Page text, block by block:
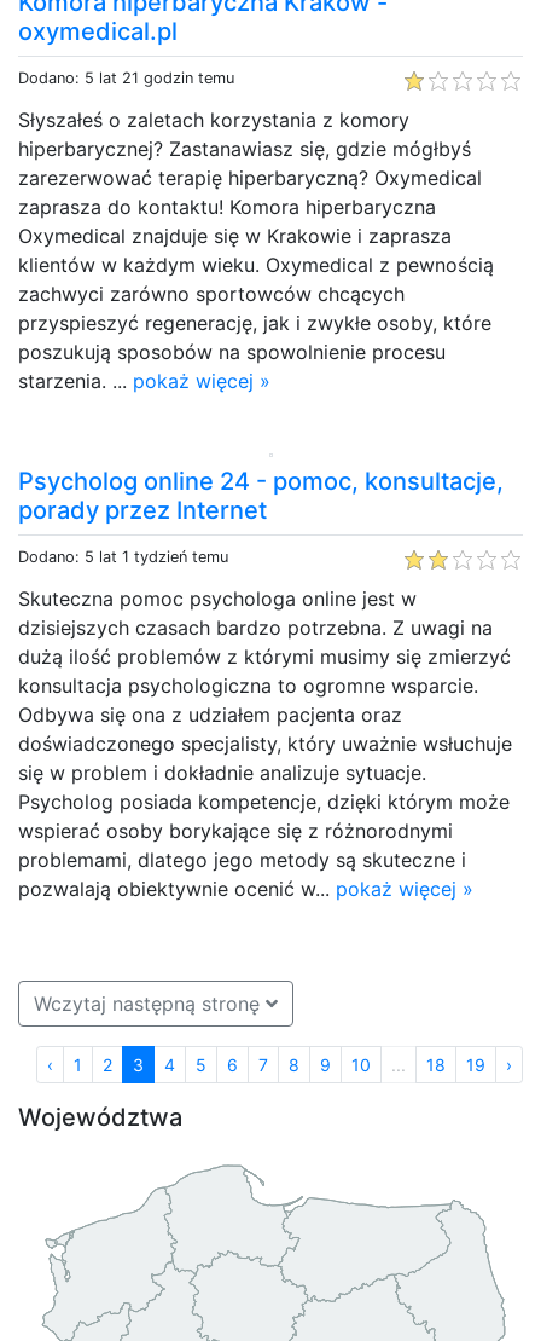
oxymedical.pl
Dodano: 5 lat 21 godzin temu
Słyszałeś o zaletach korzystania z komory
hiperbarycznej? Zastanawiasz się, gdzie mógłbyś
zarezerwować terapię hiperbaryczną? Oxymedical
zaprasza do kontaktu! Komora hiperbaryczna
Oxymedical znajduje się w Krakowie i zaprasza
klientów w każdym wieku. Oxymedical z pewnością
zachwyci zarówno sportowców chcących
przyspieszyć regenerację, jak i zwykłe osoby, które
poszukują sposobów na spowolnienie procesu
starzenia. ... pokaż więcej »
Psycholog online 24 - pomoc, konsultacje,
porady przez Internet
Dodano: 5 lat 1 tydzień temu
Skuteczna pomoc psychologa online jest w
dzisiejszych czasach bardzo potrzebna. Z uwagi na
dużą ilość problemów z którymi musimy się zmierzyć
konsultacja psychologiczna to ogromne wsparcie.
Odbywa się ona z udziałem pacjenta oraz
doświadczonego specjalisty, który uważnie wsłuchuje
się w problem i dokładnie analizuje sytuacje.
Psycholog posiada kompetencje, dzięki którym może
wspierać osoby borykające się z różnorodnymi
problemami, dlatego jego metody są skuteczne i
pozwalają obiektywnie ocenić w... pokaż więcej »
Wczytaj następną stronę
‹ 1 2 3 4 5 6 7 8 9 10 ... 18 19 ›
Województwa